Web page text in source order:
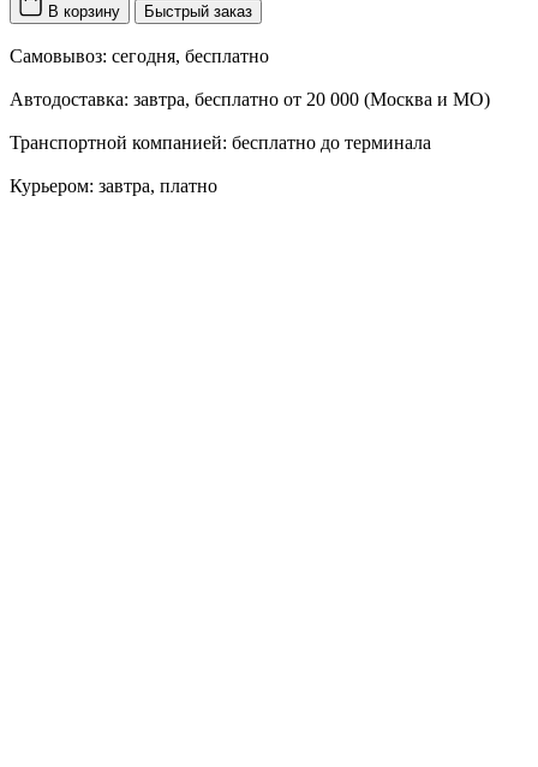
В корзину Быстрый заказ
Самовывоз: сегодня, бесплатно
Автодоставка: завтра, бесплатно от 20 000 (Москва и МО)
Транспортной компанией: бесплатно до терминала
Курьером: завтра, платно